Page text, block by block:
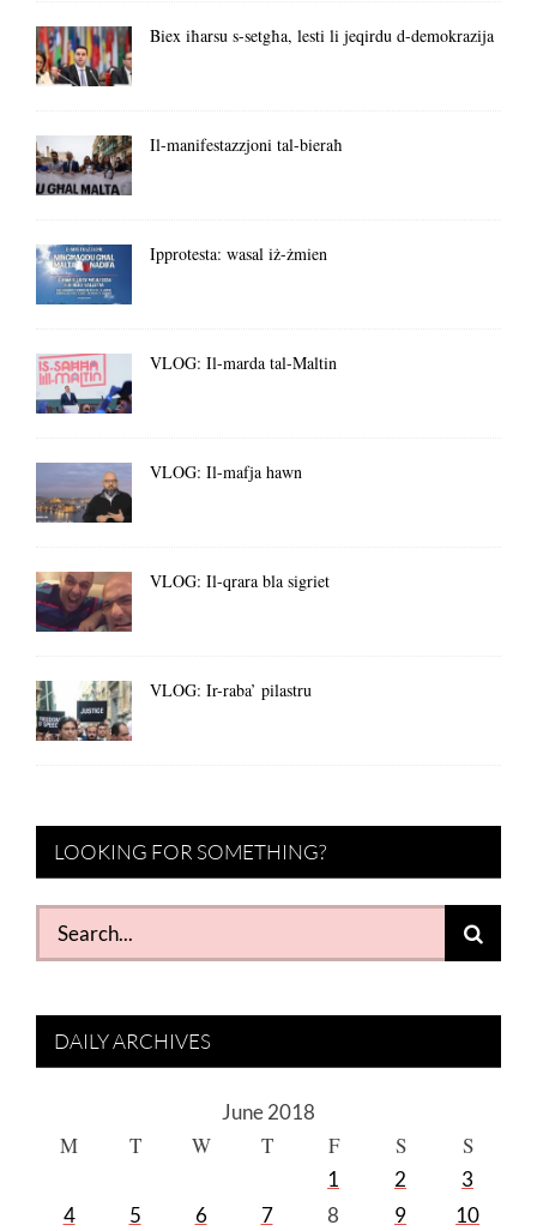
Biex iħarsu s-setgħa, lesti li jeqirdu d-demokrazija
Il-manifestazzjoni tal-bieraħ
Ipprotesta: wasal iż-żmien
VLOG: Il-marda tal-Maltin
VLOG: Il-mafja hawn
VLOG: Il-qrara bla sigriet
VLOG: Ir-raba’ pilastru
LOOKING FOR SOMETHING?
Search
for:
DAILY ARCHIVES
June 2018
M T W T F S S
1 2
3
4
5 6 7 8 9 10